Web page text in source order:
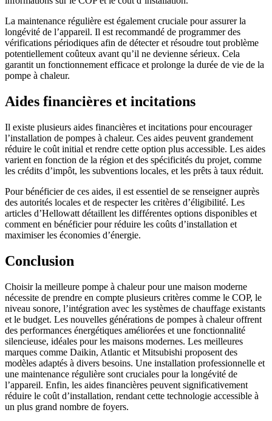
La maintenance régulière est également cruciale pour assurer la
longévité de l’appareil. Il est recommandé de programmer des
vérifications périodiques afin de détecter et résoudre tout problème
potentiellement coûteux avant qu’il ne devienne sérieux. Cela
garantit un fonctionnement efficace et prolonge la durée de vie de la
pompe à chaleur.
Aides financières et incitations
Il existe plusieurs aides financières et incitations pour encourager
l’installation de pompes à chaleur. Ces aides peuvent grandement
réduire le coût initial et rendre cette option plus accessible. Les aides
varient en fonction de la région et des spécificités du projet, comme
les crédits d’impôt, les subventions locales, et les prêts à taux réduit.
Pour bénéficier de ces aides, il est essentiel de se renseigner auprès
des autorités locales et de respecter les critères d’éligibilité. Les
articles d’Hellowatt détaillent les différentes options disponibles et
comment en bénéficier pour réduire les coûts d’installation et
maximiser les économies d’énergie.
Conclusion
Choisir la meilleure pompe à chaleur pour une maison moderne
nécessite de prendre en compte plusieurs critères comme le COP, le
niveau sonore, l’intégration avec les systèmes de chauffage existants
et le budget. Les nouvelles générations de pompes à chaleur offrent
des performances énergétiques améliorées et une fonctionnalité
silencieuse, idéales pour les maisons modernes. Les meilleures
marques comme Daikin, Atlantic et Mitsubishi proposent des
modèles adaptés à divers besoins. Une installation professionnelle et
une maintenance régulière sont cruciales pour la longévité de
l’appareil. Enfin, les aides financières peuvent significativement
réduire le coût d’installation, rendant cette technologie accessible à
un plus grand nombre de foyers.